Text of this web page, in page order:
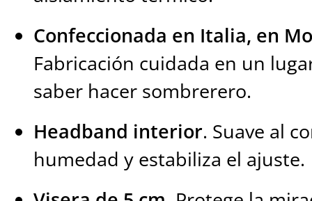
Confeccionada en Italia, en
Fabricación cuidada en un
saber hacer sombrerero.
Headband interior. Suave al
humedad y estabiliza el ajuste.